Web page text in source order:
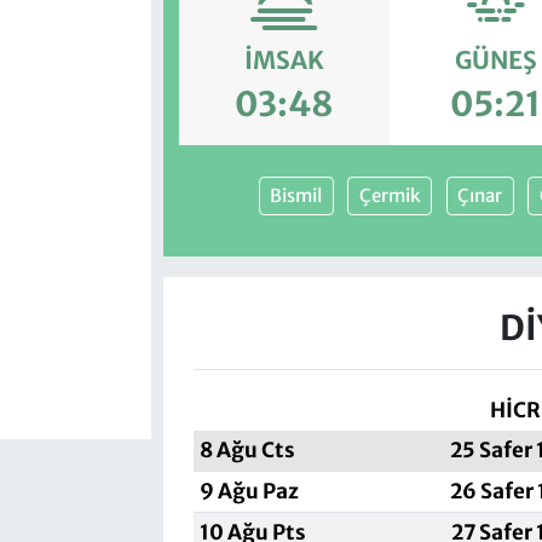
İMSAK
03:48
GÜNEŞ
05:21
Bismil Çermik Çınar
8 Ağu Cts
25 Safer
9 Ağu Paz
26 Safer
10 Ağu Pts
27 Safer